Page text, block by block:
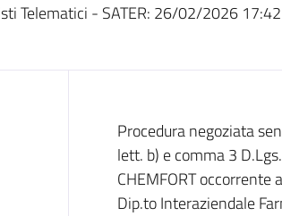
Telematici - SATER: 26/02/2026 17:42
Dati del bando
Procedura negoziata
lett. b) e comma 3
CHEMFORT occorrente
Dip.to Interaziendale